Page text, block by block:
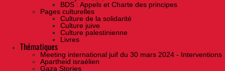
BDS : Appels et Charte des principes
Pages culturelles
Culture de la solidarité
Culture juive
Culture palestinienne
Livres
Thématiques
Meeting international juif du 30 mars 2024 - Interventions
Apartheid israélien
Gaza Stories